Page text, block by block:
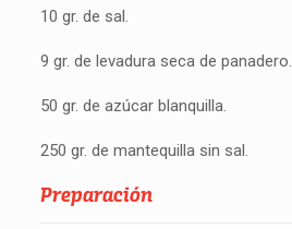
10 gr. de sal.
9 gr. de levadura seca de panadero.
50 gr. de azúcar blanquilla.
250 gr. de mantequilla sin sal.
Preparación